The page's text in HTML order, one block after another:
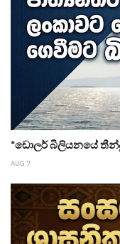
“ඩොලර් බිලියනයේ
AUG 7